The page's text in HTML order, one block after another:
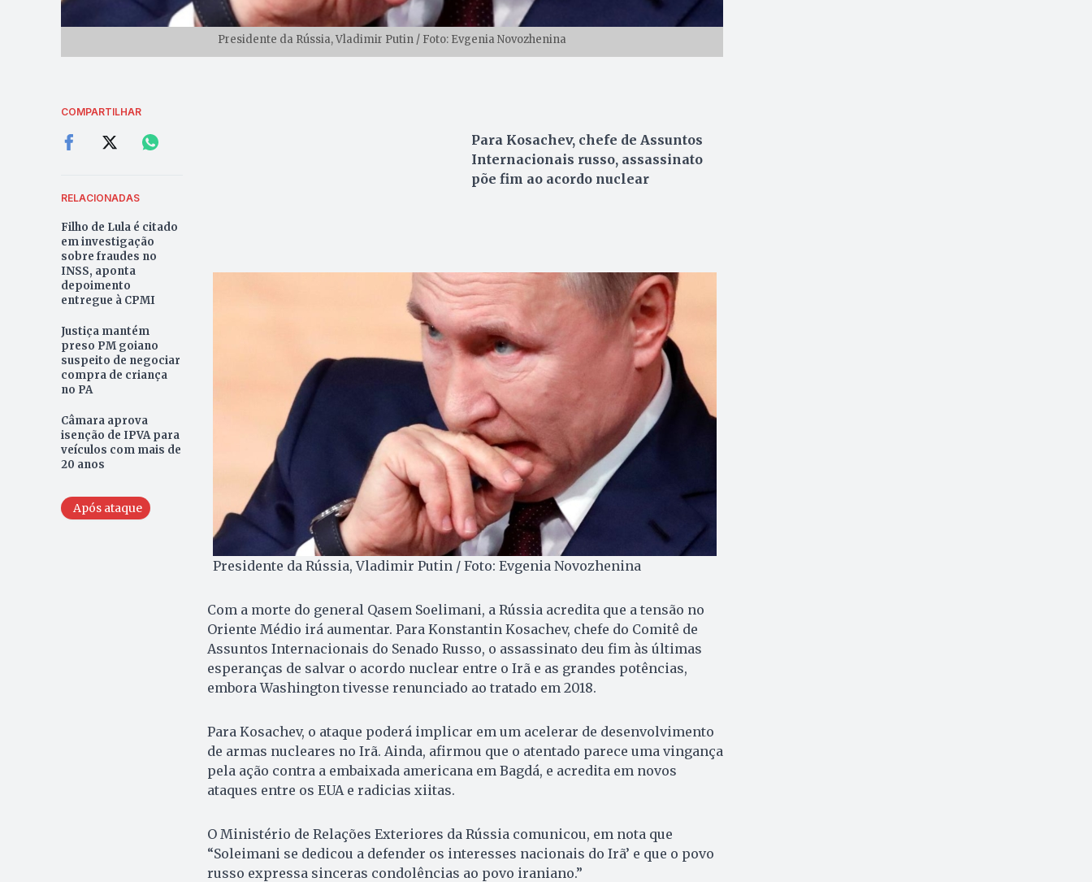
Presidente da Rússia, Vladimir Putin / Foto: Evgenia Novozhenina
COMPARTILHAR
RELACIONADAS
Filho de Lula é citado
em investigação
sobre fraudes no
INSS, aponta
depoimento
entregue à CPMI
Justiça mantém
preso PM goiano
suspeito de negociar
compra de criança
no PA
Câmara aprova
isenção de IPVA para
veículos com mais de
20 anos
Após ataque
Para Kosachev, chefe de Assuntos
Internacionais russo, assassinato
põe fim ao acordo nuclear
Presidente da Rússia, Vladimir Putin / Foto: Evgenia Novozhenina
Com a morte do general Qasem Soelimani, a Rússia acredita que a tensão no
Oriente Médio irá aumentar. Para Konstantin Kosachev, chefe do Comitê de
Assuntos Internacionais do Senado Russo, o assassinato deu fim às últimas
esperanças de salvar o acordo nuclear entre o Irã e as grandes potências,
embora Washington tivesse renunciado ao tratado em 2018.
Para Kosachev, o ataque poderá implicar em um acelerar de desenvolvimento
de armas nucleares no Irã. Ainda, afirmou que o atentado parece uma vingança
pela ação contra a embaixada americana em Bagdá, e acredita em novos
ataques entre os EUA e radicias xiitas.
O Ministério de Relações Exteriores da Rússia comunicou, em nota que
“Soleimani se dedicou a defender os interesses nacionais do Irã’ e que o povo
russo expressa sinceras condolências ao povo iraniano.”